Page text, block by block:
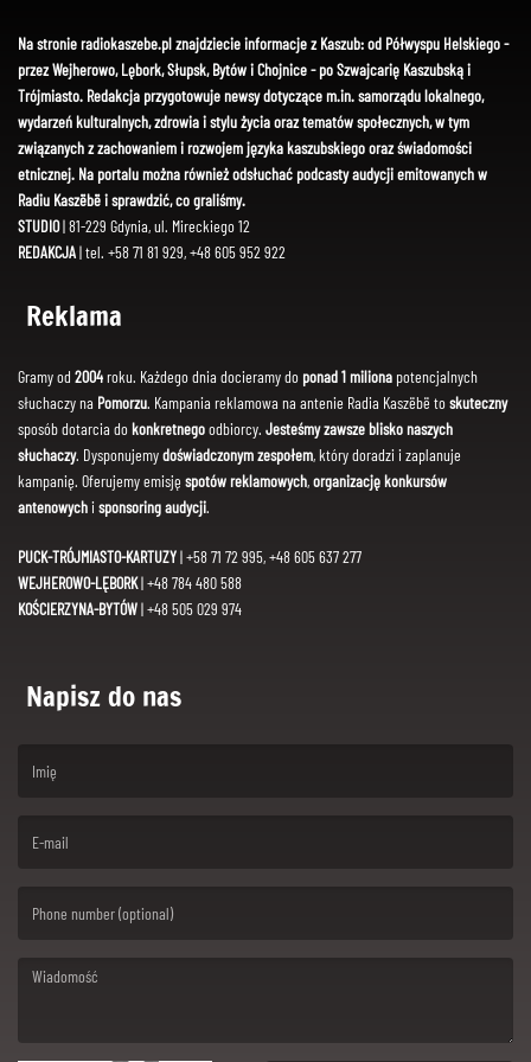
Na stronie radiokaszebe.pl znajdziecie informacje z Kaszub: od Półwyspu Helskiego -
przez Wejherowo, Lębork, Słupsk, Bytów i Chojnice - po Szwajcarię Kaszubską i
Trójmiasto. Redakcja przygotowuje newsy dotyczące m.in. samorządu lokalnego,
wydarzeń kulturalnych, zdrowia i stylu życia oraz tematów społecznych, w tym
związanych z zachowaniem i rozwojem języka kaszubskiego oraz świadomości
etnicznej. Na portalu można również odsłuchać podcasty audycji emitowanych w
Radiu Kaszëbë i sprawdzić, co graliśmy.
STUDIO| 81-229 Gdynia, ul. Mireckiego 12
REDAKCJA| tel. +58 71 81 929, +48 605 952 922
Reklama
Gramy od 2004roku. Każdego dnia docieramy do ponad 1 miliona potencjalnych
słuchaczy na Pomorzu. Kampania reklamowa na antenie Radia Kaszëbë toskuteczny
sposób dotarcia dokonkretnegoodbiorcy. Jesteśmy zawsze blisko naszych
słuchaczy. Dysponujemydoświadczonym zespołem, który doradzi i zaplanuje
kampanię. Oferujemy emisję spotów reklamowych,organizację konkursów
antenowychi sponsoring audycji.
PUCK-TRÓJMIASTO-KARTUZY| +58 71 72 995, +48 605 637 277
WEJHEROWO-LĘBORK| +48 784 480 588
KOŚCIERZYNA-BYTÓW| +48 505 029 974
Napisz do nas